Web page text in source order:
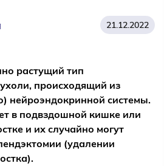
21.12.2022
растущий тип
происходящий из
нейроэндокринной системы.
в подвздошной кишке или
и их случайно могут
(удалении